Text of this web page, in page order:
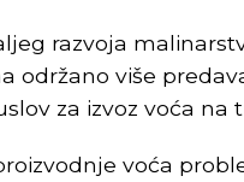
razvoja
održano više
za izvoz voća na
voća